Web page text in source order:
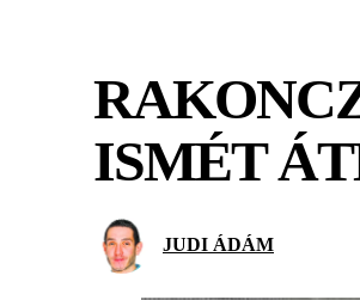
ISMÉT
JUDI ÁDÁM